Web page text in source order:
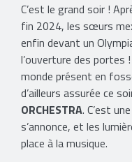
C’est le grand soir !
fin 2024, les sœurs
enfin devant un
l’ouverture des portes
monde présent en
d’ailleurs assurée ce
ORCHESTRA. C’est
s’annonce, et les
place à la musique.